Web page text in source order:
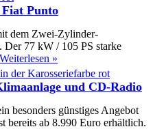
Punto
dem Zwei-Zylinder-
77 kW / 105 PS starke
Weiterlesen »
Turbo
für
den
Fiat
Punto
und CD-Radio
besonders günstiges Angebot
bereits ab 8.990 Euro erhältlich.